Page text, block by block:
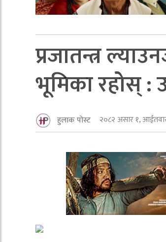
प्रजातन्त्र
भूमिका रहोस् :
हुलाक पोस्ट २०८२ असार १,